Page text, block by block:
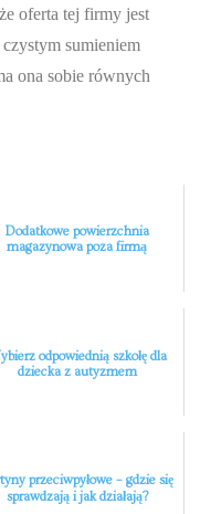
oferta tej firmy jest
sumieniem
ona sobie równych
Dodatkowe powierzchnia
magazynowa poza firmą
odpowiednią szkołę dla
dziecka z autyzmem
przeciwpyłowe – gdzie się
sprawdzają i jak działają?